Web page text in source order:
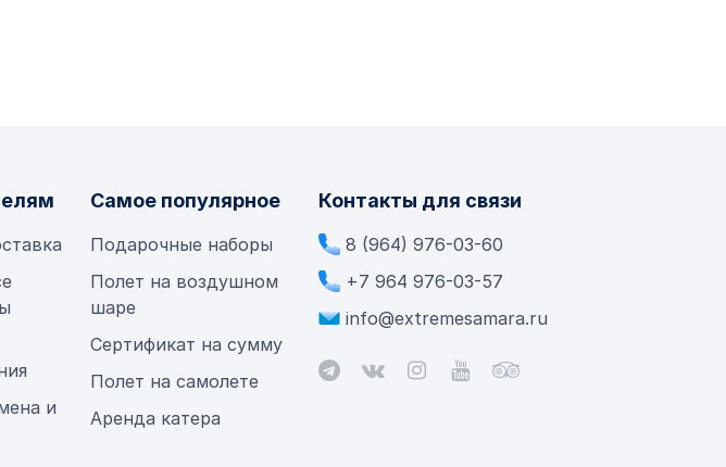
и
Самое популярное
Подарочные наборы
Полет на воздушном
шаре
Сертификат на сумму
Полет на самолете
Аренда катера
Контакты для связи
8 (964) 976-03-60
+7 964 976-03-57
info@extremesamara.ru